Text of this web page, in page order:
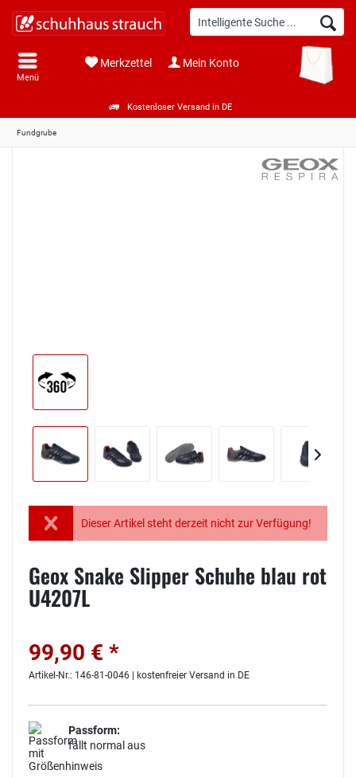
Kostenloser Versand in DE
Menü
Merkzettel Mein Konto
Fundgrube
Dieser Artikel steht derzeit nicht zur Verfügung!
Geox Snake Slipper Schuhe blau rot
U4207L
99,90 € *
Artikel-Nr.: 146-81-0046 | kostenfreier Versand in DE
Passform:
fällt normal aus